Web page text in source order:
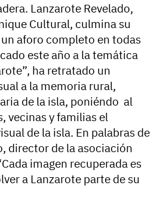
Lanzarote Revelado,
Cultural, culmina su
aforo completo en todas
este año a la temática
ha retratado un
a la memoria rural,
de la isla, poniéndo al
vecinas y familias el
de la isla. En palabras de
director de la asociación
imagen recuperada es
a Lanzarote parte de su